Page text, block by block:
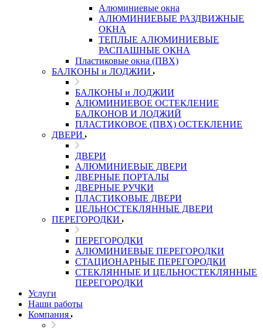
Алюминиевые окна
АЛЮМИНИЕВЫЕ РАЗДВИЖНЫЕ
ОКНА
ТЕПЛЫЕ АЛЮМИНИЕВЫЕ
РАСПАШНЫЕ ОКНА
Пластиковые окна (ПВХ)
БАЛКОНЫ и ЛОДЖИИ
БАЛКОНЫ и ЛОДЖИИ
АЛЮМИНИЕВОЕ ОСТЕКЛЕНИЕ
БАЛКОНОВ И ЛОДЖИЙ
ПЛАСТИКОВОЕ (ПВХ) ОСТЕКЛЕНИЕ
ДВЕРИ
ДВЕРИ
АЛЮМИНИЕВЫЕ ДВЕРИ
ДВЕРНЫЕ ПОРТАЛЫ
ДВЕРНЫЕ РУЧКИ
ПЛАСТИКОВЫЕ ДВЕРИ
ЦЕЛЬНОСТЕКЛЯННЫЕ ДВЕРИ
ПЕРЕГОРОДКИ
ПЕРЕГОРОДКИ
АЛЮМИНИЕВЫЕ ПЕРЕГОРОДКИ
СТАЦИОНАРНЫЕ ПЕРЕГОРОДКИ
СТЕКЛЯННЫЕ И ЦЕЛЬНОСТЕКЛЯННЫЕ
ПЕРЕГОРОДКИ
Услуги
Наши работы
Компания